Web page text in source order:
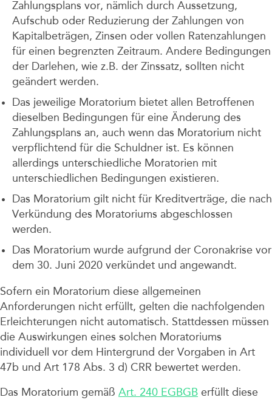
Zahlungsplans vor, nämlich durch Aussetzung,
Aufschub oder Reduzierung der Zahlungen von
Kapitalbeträgen, Zinsen oder vollen Ratenzahlungen
für einen begrenzten Zeitraum. Andere Bedingungen
der Darlehen, wie z.B. der Zinssatz, sollten nicht
geändert werden.
Das jeweilige Moratorium bietet allen Betroffenen
dieselben Bedingungen für eine Änderung des
Zahlungsplans an, auch wenn das Moratorium nicht
verpflichtend für die Schuldner ist. Es können
allerdings unterschiedliche Moratorien mit
unterschiedlichen Bedingungen existieren.
Das Moratorium gilt nicht für Kreditverträge, die nach
Verkündung des Moratoriums abgeschlossen
werden.
Das Moratorium wurde aufgrund der Coronakrise vor
dem 30. Juni 2020 verkündet und angewandt.
Sofern ein Moratorium diese allgemeinen
Anforderungen nicht erfüllt, gelten die nachfolgenden
Erleichterungen nicht automatisch. Stattdessen müssen
die Auswirkungen eines solchen Moratoriums
individuell vor dem Hintergrund der Vorgaben in Art
47b und Art 178 Abs. 3 d) CRR bewertet werden.
Das Moratorium gemäß Art. 240 EGBGB erfüllt diese